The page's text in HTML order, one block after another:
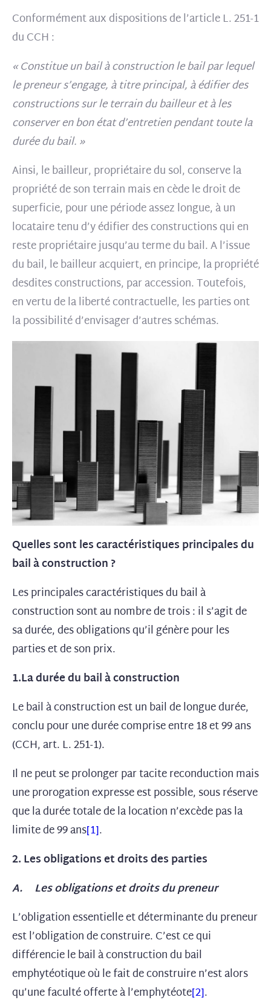
Conformément aux dispositions de l’article L. 251-1
du CCH :
« Constitue un bail à construction le bail par lequel
le preneur s’engage, à titre principal, à édifier des
constructions sur le terrain du bailleur et à les
conserver en bon état d’entretien pendant toute la
durée du bail. »
Ainsi, le bailleur, propriétaire du sol, conserve la
propriété de son terrain mais en cède le droit de
superficie, pour une période assez longue, à un
locataire tenu d’y édifier des constructions qui en
reste propriétaire jusqu’au terme du bail. A l’issue
du bail, le bailleur acquiert, en principe, la propriété
desdites constructions, par accession. Toutefois,
en vertu de la liberté contractuelle, les parties ont
la possibilité d’envisager d’autres schémas.
Quelles sont les caractéristiques principales du
bail à construction ?
Les principales caractéristiques du bail à
construction sont au nombre de trois : il s’agit de
sa durée, des obligations qu’il génère pour les
parties et de son prix.
1.La durée du bail à construction
Le bail à construction est un bail de longue durée,
conclu pour une durée comprise entre 18 et 99 ans
(CCH, art. L. 251-1).
Il ne peut se prolonger par tacite reconduction mais
une prorogation expresse est possible, sous réserve
que la durée totale de la location n’excède pas la
limite de 99 ans[1].
2. Les obligations et droits des parties
A. Les obligations et droits du preneur
L’obligation essentielle et déterminante du preneur
est l’obligation de construire. C’est ce qui
différencie le bail à construction du bail
emphytéotique où le fait de construire n’est alors
qu’une faculté offerte à l’emphytéote[2].